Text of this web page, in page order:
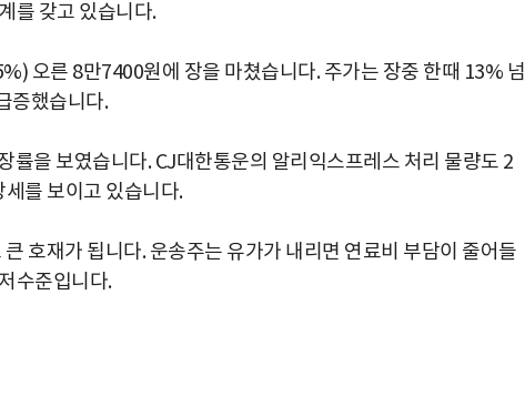
를 갖고 있습니다.
오른 8만7400원에 장을 마쳤습니다. 주가는 장중 한때 13% 넘
증했습니다.
을 보였습니다. CJ대한통운의 알리익스프레스 처리 물량도 2
를 보이고 있습니다.
호재가 됩니다. 운송주는 유가가 내리면 연료비 부담이 줄어들
수준입니다.